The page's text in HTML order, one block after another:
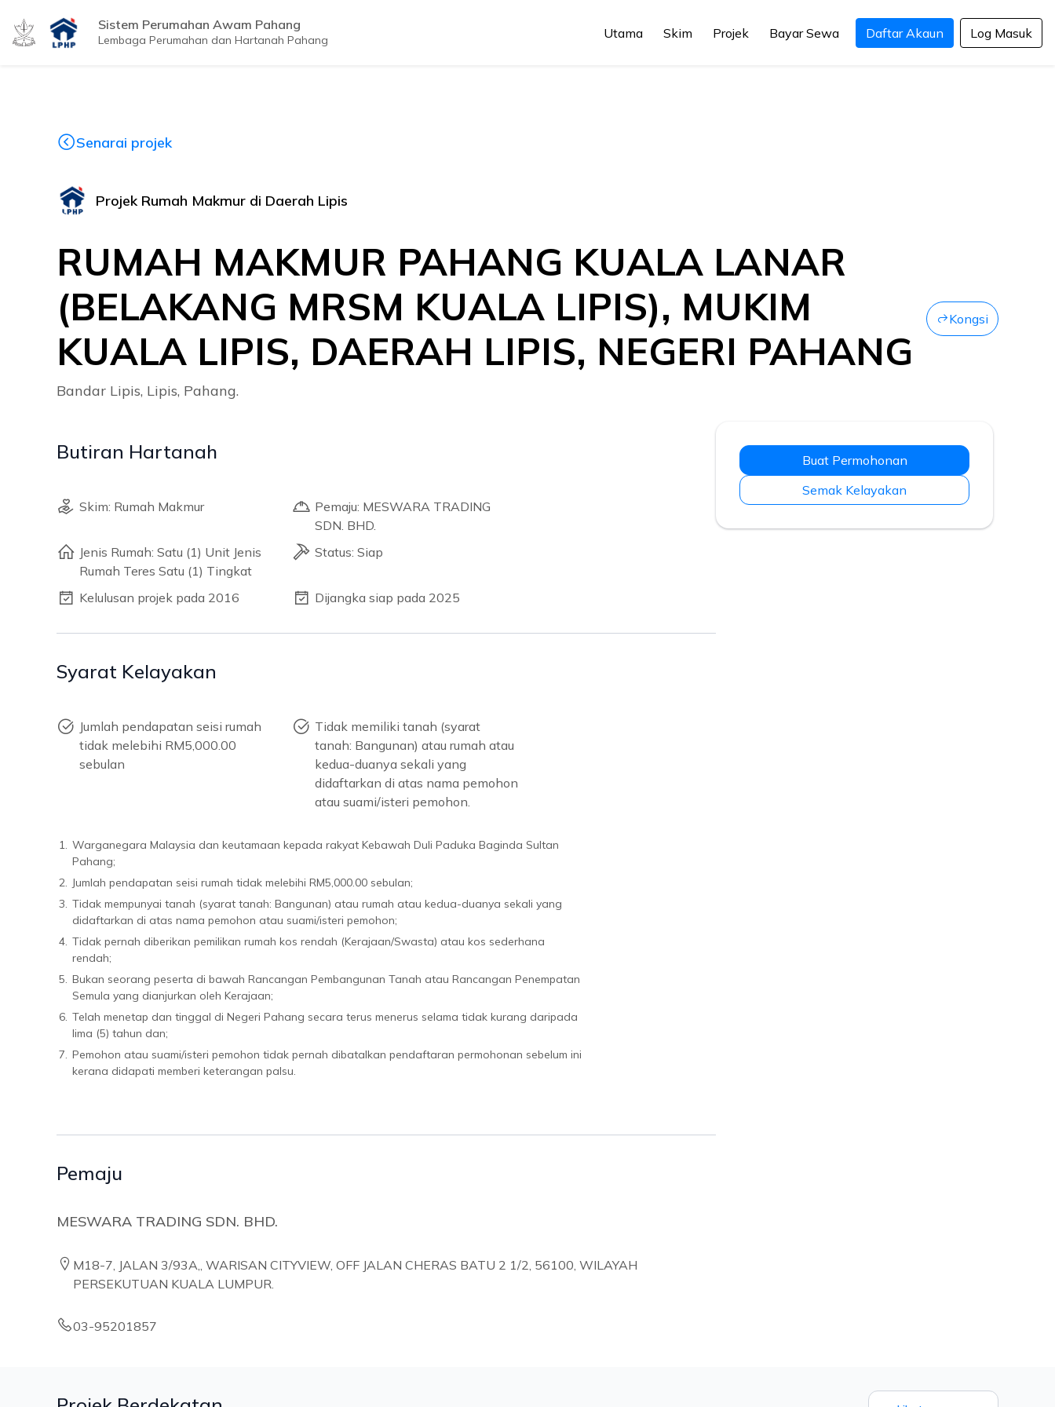
Sistem Perumahan Awam Pahang
Lembaga Perumahan dan Hartanah Pahang Utama Skim Projek Bayar Sewa Daftar Akaun Log Masuk
Senarai projek
Projek Rumah Makmur di Daerah Lipis
RUMAH MAKMUR PAHANG KUALA LANAR
(BELAKANG MRSM KUALA LIPIS), MUKIM
KUALA LIPIS, DAERAH LIPIS, NEGERI PAHANG
Bandar Lipis, Lipis, Pahang.
Kongsi
Butiran Hartanah
Skim: Rumah Makmur
Pemaju: MESWARA TRADING
SDN. BHD.
Jenis Rumah: Satu (1) Unit Jenis
Rumah Teres Satu (1) Tingkat
Status: Siap
Kelulusan projek pada 2016 Dijangka siap pada 2025
Syarat Kelayakan
Jumlah pendapatan seisi rumah
tidak melebihi RM5,000.00
sebulan
Tidak memiliki tanah (syarat
tanah: Bangunan) atau rumah atau
kedua-duanya sekali yang
didaftarkan di atas nama pemohon
atau suami/isteri pemohon.
1. Warganegara Malaysia dan keutamaan kepada rakyat Kebawah Duli Paduka Baginda Sultan
Pahang;
2. Jumlah pendapatan seisi rumah tidak melebihi RM5,000.00 sebulan;
3. Tidak mempunyai tanah (syarat tanah: Bangunan) atau rumah atau kedua-duanya sekali yang
didaftarkan di atas nama pemohon atau suami/isteri pemohon;
4. Tidak pernah diberikan pemilikan rumah kos rendah (Kerajaan/Swasta) atau kos sederhana
rendah;
5. Bukan seorang peserta di bawah Rancangan Pembangunan Tanah atau Rancangan Penempatan
Semula yang dianjurkan oleh Kerajaan;
6. Telah menetap dan tinggal di Negeri Pahang secara terus menerus selama tidak kurang daripada
lima (5) tahun dan;
7. Pemohon atau suami/isteri pemohon tidak pernah dibatalkan pendaftaran permohonan sebelum ini
kerana didapati memberi keterangan palsu.
Pemaju
MESWARA TRADING SDN. BHD.
M18-7, JALAN 3/93A,, WARISAN CITYVIEW, OFF JALAN CHERAS BATU 2 1/2, 56100, WILAYAH
PERSEKUTUAN KUALA LUMPUR.
03-95201857
Buat Permohonan
Semak Kelayakan